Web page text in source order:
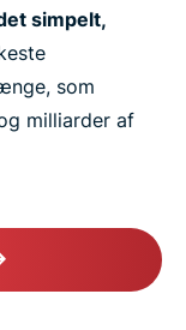
simpelt,
som
milliarder af